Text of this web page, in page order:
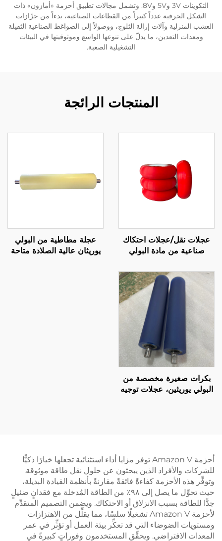
التكوينات 3V و5V و8V. وتشمل مجالات تطبيق أحزمة «أمازون» ذات
الشكل الحرفية عدداً كبيراً من القطاعات الصناعية، بدءاً من جزّازات
العشب المنزلية وآلات إزالة الثلوج، ووصولاً إلى الضواغط الصناعية الثقيلة
ومعدات التعدين، ما يدلّ على تنوعها الواسع وموثوقيتها في البيئات
التشغيلية الصعبة.
المنتجات الرائجة
عجلات نقل/عجلات احتكاك
صناعية من مادة البولي
دعم OEM/ODM، مقاومة
للتآكل 70A-65D
عجلة مطاطية من البولي
يوريثان عالية الصلادة متاحة
بكرات صغيرة مخصصة من
البولي يوريثين، عجلات توجيه
أحزمة Amazon V توفر مزايا أداء استثنائية تجعلها خيارًا ذكيًّا
للشركات والأفراد الذين يبحثون عن حلول نقل طاقة موثوقة.
وتوفِّر هذه الأحزمة كفاءةً فائقةً مقارنةً بأنظمة القيادة البديلة،
حيث تحوِّل ما يصل إلى ٩٨٪ من الطاقة المُدخلة مع فقدانٍ ضئيلٍ
جدًّا للطاقة بسبب الانزلاق أو الاحتكاك. ويضمن التصميم المتقدِّم
لأحزمة Amazon V تشغيلًا سلسًا، مما يقلِّل من الاهتزازات
ومستويات الضوضاء التي قد تعكِّر بيئة العمل أو تؤثِّر في عمر
المعدات الافتراضي. ويحقِّق المستخدمون وفوراتٍ كبيرةً في